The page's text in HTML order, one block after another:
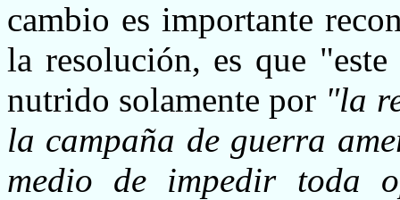
cambio es importante
la resolución, es que
nutrido solamente por "la
la campaña de guerra
medio de impedir toda